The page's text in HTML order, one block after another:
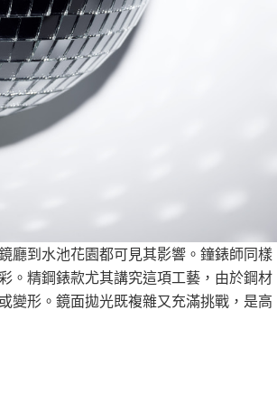
廳到水池花園都可見其影響。鐘錶師同樣
。精鋼錶款尤其講究這項工藝，由於鋼材
變形。鏡面拋光既複雜又充滿挑戰，是高